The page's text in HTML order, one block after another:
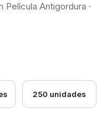
Antigordura ·
250 unidades